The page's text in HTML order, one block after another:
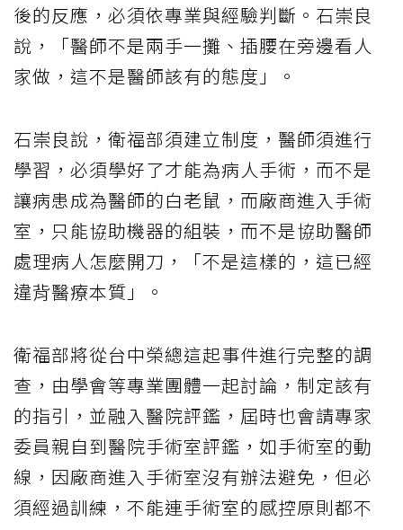
後的反應，必須依專業與經驗判斷。石崇良
說，「醫師不是兩手一攤、插腰在旁邊看人
家做，這不是醫師該有的態度」。
石崇良說，衛福部須建立制度，醫師須進行
學習，必須學好了才能為病人手術，而不是
讓病患成為醫師的白老鼠，而廠商進入手術
室，只能協助機器的組裝，而不是協助醫師
處理病人怎麼開刀，「不是這樣的，這已經
違背醫療本質」。
衛福部將從台中榮總這起事件進行完整的調
查，由學會等專業團體一起討論，制定該有
的指引，並融入醫院評鑑，屆時也會請專家
委員親自到醫院手術室評鑑，如手術室的動
線，因廠商進入手術室沒有辦法避免，但必
須經過訓練，不能連手術室的感控原則都不